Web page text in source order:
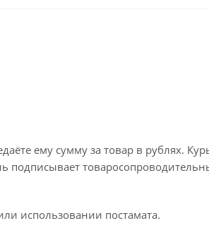
ему сумму за товар в рублях.
подписывает
использовании постамата.